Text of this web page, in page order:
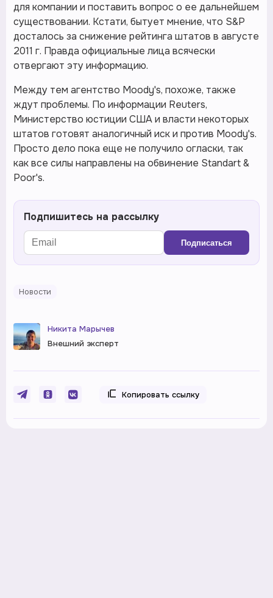
для компании и поставить вопрос о ее дальнейшем
существовании. Кстати, бытует мнение, что S&P
досталось за снижение рейтинга штатов в августе
2011 г. Правда официальные лица всячески
отвергают эту информацию.
Между тем агентство Moody's, похоже, также
ждут проблемы. По информации Reuters,
Министерство юстиции США и власти некоторых
штатов готовят аналогичный иск и против Moody's.
Просто дело пока еще не получило огласки, так
как все силы направлены на обвинение Standart &
Poor's.
Подпишитесь на рассылку
Подписаться
Новости
Никита Марычев
Внешний эксперт
Копировать ссылку